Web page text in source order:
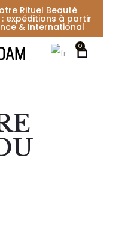
Rituel Beauté
expéditions à partir
& International
0